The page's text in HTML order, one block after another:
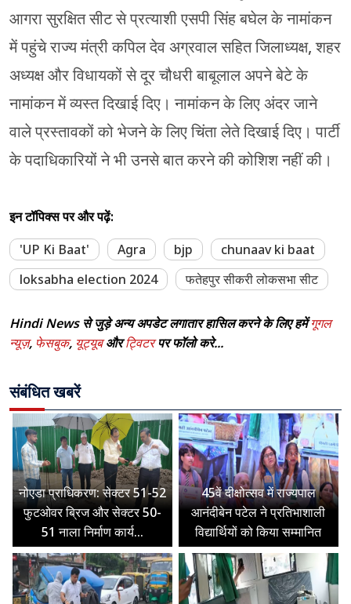
आगरा सुरक्षित सीट से प्रत्याशी एसपी सिंह बघेल के नामांकन
में पहुंचे राज्य मंत्री कपिल देव अग्रवाल सहित जिलाध्यक्ष, शहर
अध्यक्ष और विधायकों से दूर चौधरी बाबूलाल अपने बेटे के
नामांकन में व्यस्त दिखाई दिए। नामांकन के लिए अंदर जाने
वाले प्रस्तावकों को भेजने के लिए चिंता लेते दिखाई दिए। पार्टी
के पदाधिकारियों ने भी उनसे बात करने की कोशिश नहीं की।
इन टॉपिक्स पर और पढ़ें:
'UP Ki Baat'
Agra bjp
chunaav ki baat
loksabha election 2024
फतेहपुर सीकरी लोकसभा सीट
Hindi News से जुड़े अन्य अपडेट लगातार हासिल करने के लिए हमेंगूगल
न्यूज़, फेसबुक, यूट्यूबऔरट्विटरपर फॉलो करे...
संबंधित खबरें
नोएडा प्राधिकरण: सेक्टर 51-52
फुटओवर ब्रिज और सेक्टर 50-
51 नाला निर्माण कार्य...
45वें दीक्षोत्सव में राज्यपाल
आनंदीबेन पटेल ने प्रतिभाशाली
विद्यार्थियों को किया सम्मानित